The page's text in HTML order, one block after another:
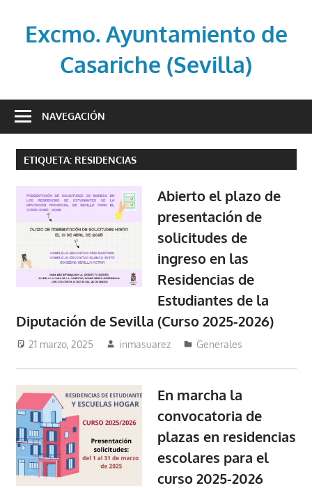
contenidoExcmo. Ayuntamiento de
Casariche (Sevilla)
oficial
Ayuntamiento
de
Casariche
(Sevilla)
NAVEGACIÓN
ETIQUETA: RESIDENCIAS
Abierto el plazo de
presentación de
solicitudes de
ingreso en las
Residencias de
Estudiantes de la
Diputación de Sevilla (Curso 2025-2026)
21 marzo, 2025 inmasuarez Generales
En marcha la
convocatoria de
plazas en residencias
escolares para el
curso 2025-2026